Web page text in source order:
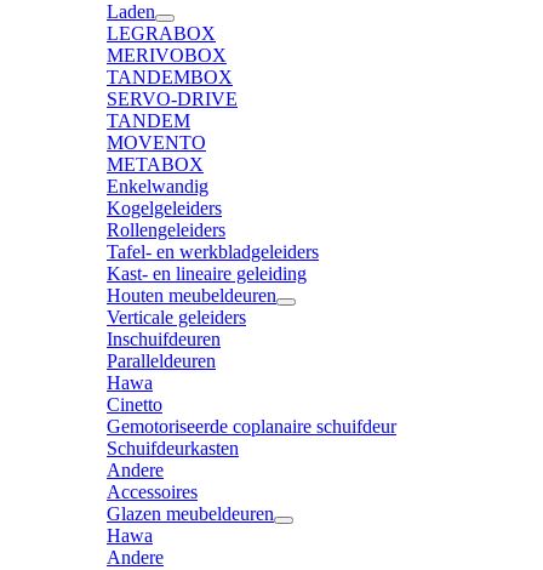
Laden
LEGRABOX
MERIVOBOX
TANDEMBOX
SERVO-DRIVE
TANDEM
MOVENTO
METABOX
Enkelwandig
Kogelgeleiders
Rollengeleiders
Tafel- en werkbladgeleiders
Kast- en lineaire geleiding
Houten meubeldeuren
Verticale geleiders
Inschuifdeuren
Paralleldeuren
Hawa
Cinetto
Gemotoriseerde coplanaire schuifdeur
Schuifdeurkasten
Andere
Accessoires
Glazen meubeldeuren
Hawa
Andere